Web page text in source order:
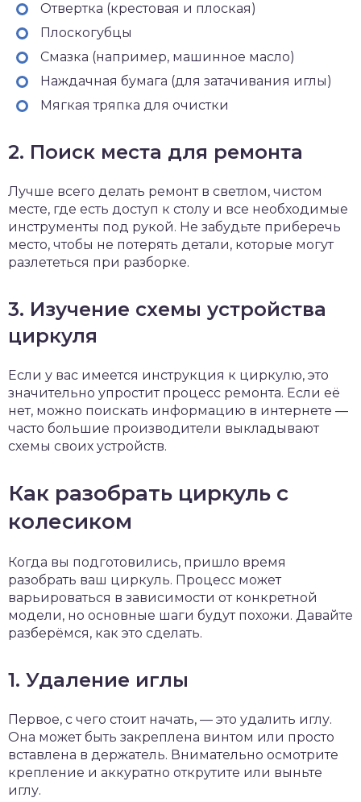
Отвертка (крестовая и плоская)
Плоскогубцы
Смазка (например, машинное масло)
Наждачная бумага (для затачивания иглы)
Мягкая тряпка для очистки
2. Поиск места для ремонта
Лучше всего делать ремонт в светлом, чистом
месте, где есть доступ к столу и все необходимые
инструменты под рукой. Не забудьте приберечь
место, чтобы не потерять детали, которые могут
разлететься при разборке.
3. Изучение схемы устройства
циркуля
Если у вас имеется инструкция к циркулю, это
значительно упростит процесс ремонта. Если её
нет, можно поискать информацию в интернете —
часто большие производители выкладывают
схемы своих устройств.
Как разобрать циркуль с
колесиком
Когда вы подготовились, пришло время
разобрать ваш циркуль. Процесс может
варьироваться в зависимости от конкретной
модели, но основные шаги будут похожи. Давайте
разберёмся, как это сделать.
1. Удаление иглы
Первое, с чего стоит начать, — это удалить иглу.
Она может быть закреплена винтом или просто
вставлена в держатель. Внимательно осмотрите
крепление и аккуратно открутите или выньте
иглу.